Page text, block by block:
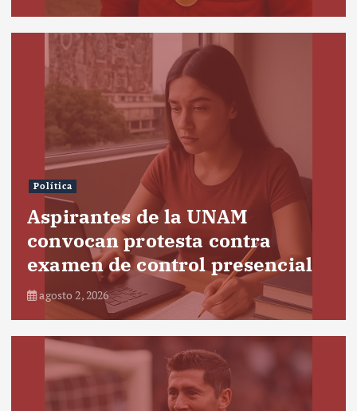
Política
Aspirantes de la UNAM
convocan protesta contra
examen de control presencial
agosto 2, 2026